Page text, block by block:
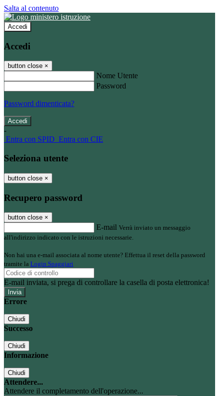
Salta al contenuto
Accedi
Accedi
button close ×
Nome Utente
Password
Password dimenticata?
-
Entra con SPID Entra con CIE
Seleziona utente
button close ×
Recupero password
button close ×
E-mail Verrà inviato un messaggio
all'indirizzo indicato con le istruzioni necessarie.
Non hai una e-mail associata al nome utente? Effettua il reset della password
tramite la Login Spaggiari
E-mail inviata, si prega di controllare la casella di posta elettronica!
Errore
Chiudi
Successo
Chiudi
Informazione
Chiudi
Attendere...
Attendere il completamento dell'operazione...